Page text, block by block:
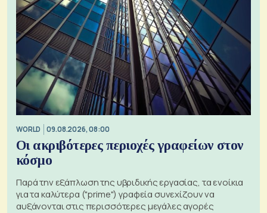
WORLD 09.08.2026, 08:00
Οι ακριβότερες περιοχές γραφείων στον
κόσμο
Παρά την εξάπλωση της υβριδικής εργασίας, τα ενοίκια
για τα καλύτερα ("prime") γραφεία συνεχίζουν να
αυξάνονται στις περισσότερες μεγάλες αγορές